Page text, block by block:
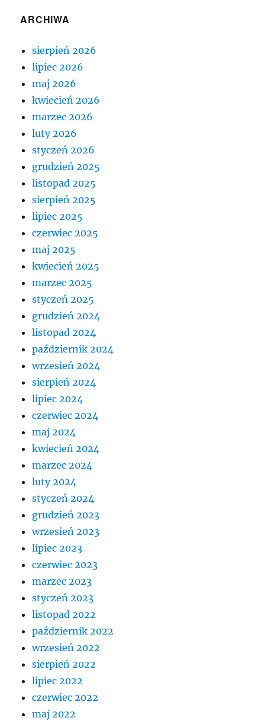
ARCHIWA
sierpień 2026
lipiec 2026
maj 2026
kwiecień 2026
marzec 2026
luty 2026
styczeń 2026
grudzień 2025
listopad 2025
sierpień 2025
lipiec 2025
czerwiec 2025
maj 2025
kwiecień 2025
marzec 2025
styczeń 2025
grudzień 2024
listopad 2024
październik 2024
wrzesień 2024
sierpień 2024
lipiec 2024
czerwiec 2024
maj 2024
kwiecień 2024
marzec 2024
luty 2024
styczeń 2024
grudzień 2023
wrzesień 2023
lipiec 2023
czerwiec 2023
marzec 2023
styczeń 2023
listopad 2022
październik 2022
wrzesień 2022
sierpień 2022
lipiec 2022
czerwiec 2022
maj 2022